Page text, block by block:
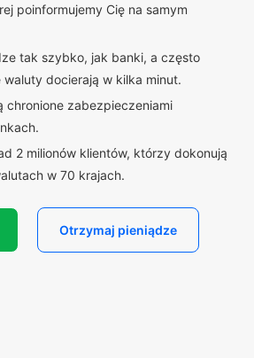
poinformujemy Cię na samym
tak szybko, jak banki, a często
docierają w kilka minut.
chronione zabezpieczeniami
2 milionów klientów, którzy dokonują
w 70 krajach.
Otrzymaj pieniądze